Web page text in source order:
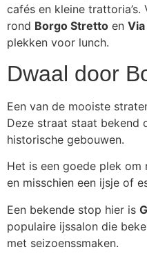
cafés en kleine
rond Borgo Stretto en
plekken voor lunch.
Dwaal door
Een van de mooiste
Deze straat staat bekend
historische gebouwen.
Het is een goede plek
en misschien een ijsje of
Een bekende stop hier is
populaire ijssalon die
met seizoenssmaken.